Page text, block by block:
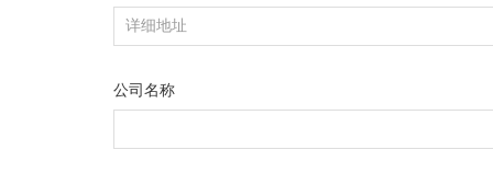
公司名称